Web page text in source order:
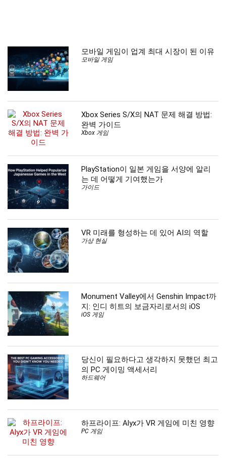
모바일 게임이 업계 최대 시장이 된 이유
모바일 게임
Xbox Series S/X의 NAT 문제 해결 방법:
완벽 가이드
Xbox 게임
PlayStation이 일본 게임을 서양에 알리
는 데 어떻게 기여했는가
가이드
VR 미래를 형성하는 데 있어 AI의 역할
가상 현실
Monument Valley에서 Genshin Impact까
지: 인디 히트의 보금자리로서의 iOS
iOS 게임
당신이 필요하다고 생각하지 못했던 최고
의 PC 게이밍 액세서리
하드웨어
하프라이프: Alyx가 VR 게임에 미친 영향
PC 게임